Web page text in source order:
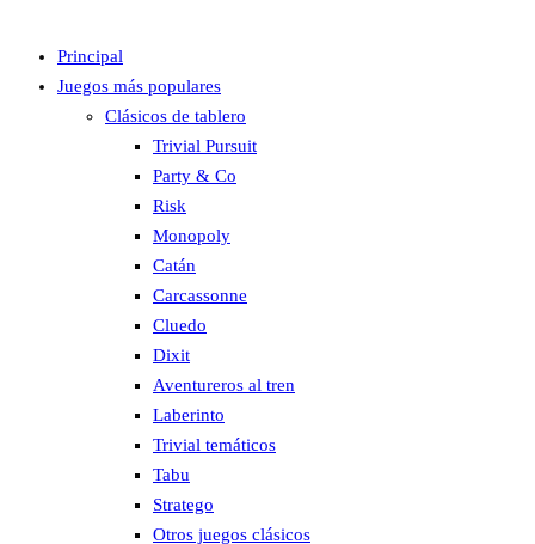
Principal
Juegos más populares
Clásicos de tablero
Trivial Pursuit
Party & Co
Risk
Monopoly
Catán
Carcassonne
Cluedo
Dixit
Aventureros al tren
Laberinto
Trivial temáticos
Tabu
Stratego
Otros juegos clásicos